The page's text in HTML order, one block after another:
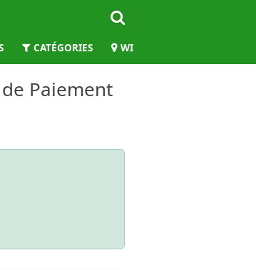
CATÉGORIES WILAYAS
Paiement